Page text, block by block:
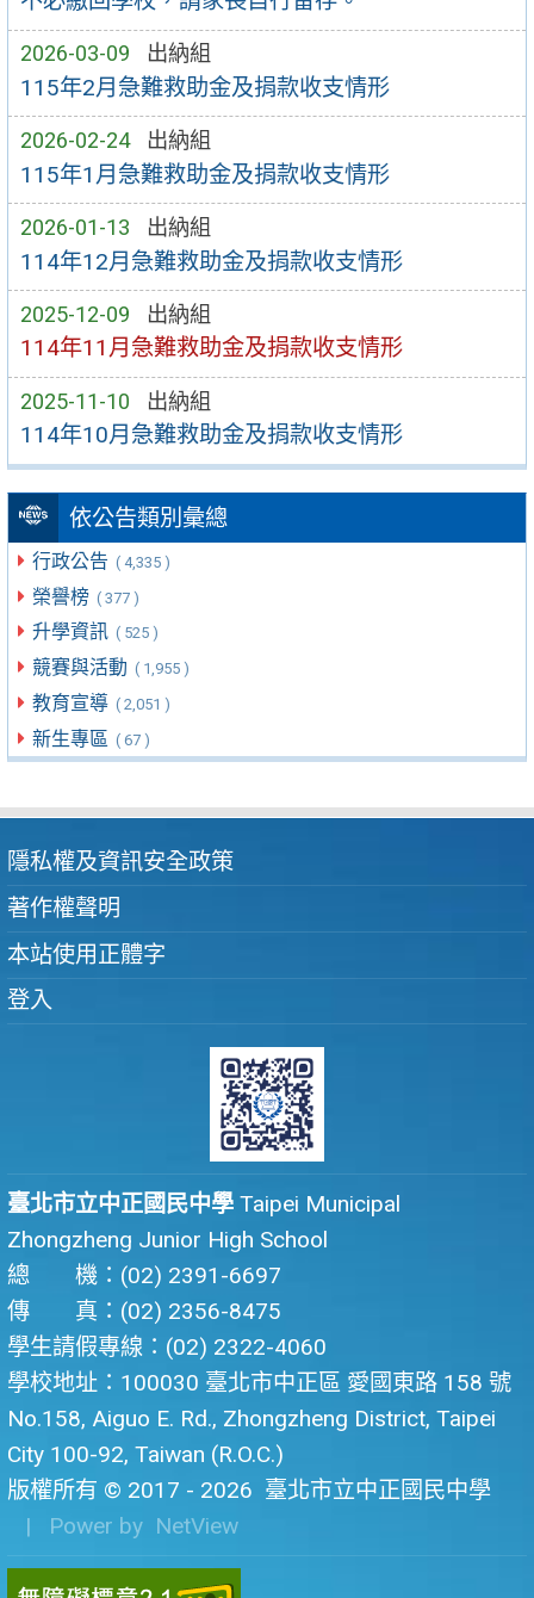
2026-03-09 出納組
115年2月急難救助金及捐款收支情形
2026-02-24 出納組
115年1月急難救助金及捐款收支情形
2026-01-13 出納組
114年12月急難救助金及捐款收支情形
2025-12-09 出納組
114年11月急難救助金及捐款收支情形
2025-11-10 出納組
114年10月急難救助金及捐款收支情形
依公告類別彙總
行政公告 ( 4,335 )
榮譽榜 ( 377 )
升學資訊 ( 525 )
競賽與活動 ( 1,955 )
教育宣導 ( 2,051 )
新生專區 ( 67 )
隱私權及資訊安全政策
著作權聲明
本站使用正體字
登入
臺北市立中正國民中學 Taipei Municipal
Zhongzheng Junior High School
總 機：(02) 2391-6697
傳 真：(02) 2356-8475
學生請假專線：(02) 2322-4060
學校地址：100030 臺北市中正區 愛國東路 158 號
No.158, Aiguo E. Rd., Zhongzheng District, Taipei
City 100-92, Taiwan (R.O.C.)
版權所有 © 2017 - 2026 臺北市立中正國民中學
| Power by NetView